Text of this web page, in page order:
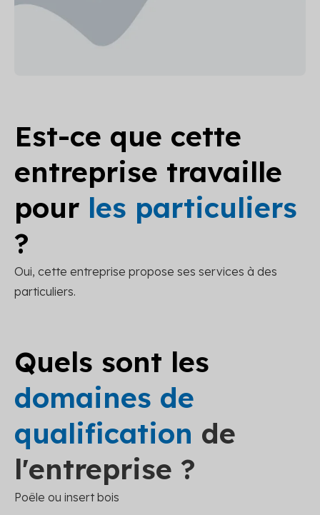
Est-ce que cette
entreprise travaille
pour les particuliers
?
Oui, cette entreprise propose ses services à des
particuliers.
Quels sont les
domaines de
qualification de
l'entreprise ?
Poêle ou insert bois